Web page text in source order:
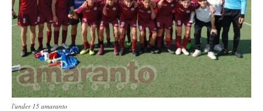
l'under 15 amaranto